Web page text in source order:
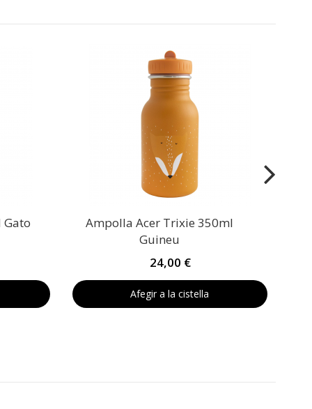
Ampolla Acer Trixie 350ml
Guineu
24,00 €
Afegir a la cistella